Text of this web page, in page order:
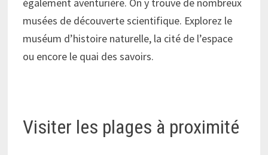
musées de découverte scientifique. Explorez le
muséum d’histoire naturelle, la cité de l’espace
ou encore le quai des savoirs.
Visiter les plages à proximité